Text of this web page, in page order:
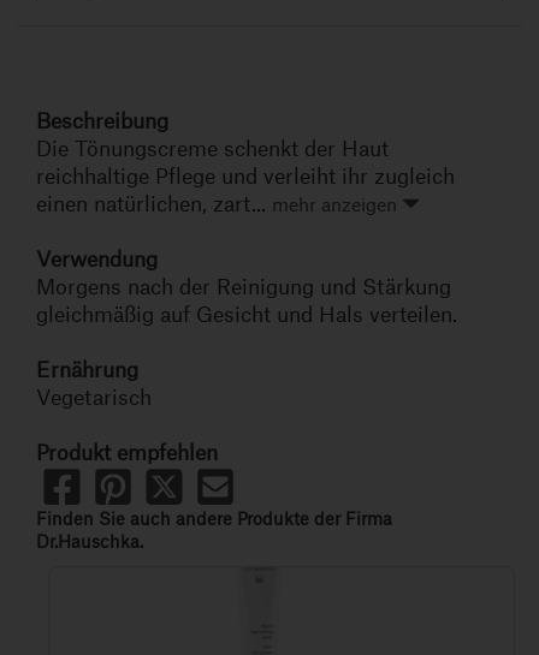
Beschreibung
Die Tönungscreme schenkt der Haut
reichhaltige Pflege und verleiht ihr zugleich
einen natürlichen, zart... mehr anzeigen
Verwendung
Morgens nach der Reinigung und Stärkung
gleichmäßig auf Gesicht und Hals verteilen.
Ernährung
Vegetarisch
Produkt empfehlen
Finden Sie auch andere Produkte der Firma
Dr.Hauschka.